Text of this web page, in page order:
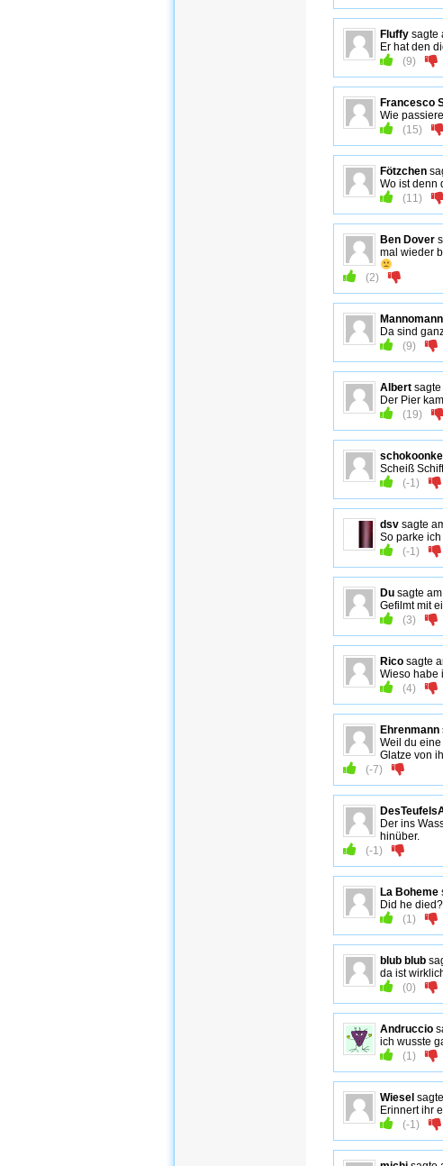
Fluffy sagte
Er hat den
(9)
Francesco
Wie
(15)
Fötzchen
Wo ist denn
(11)
Ben Dover
mal wieder
(2)
Mannomann
Da sind
(9)
Albert
Der Pier
(19)
Scheiß
(-1)
dsv sagte
So parke
(-1)
Du sagte am
Gefilmt mit
(3)
Rico sagte
Wieso habe
(4)
Ehrenmann
Weil du
Glatze von
(-7)
Der ins
hinüber.
(-1)
La Boheme
Did he died?
(1)
blub blub
da ist
(0)
Andruccio
ich wusste
(1)
Wiesel
Erinnert ihr
(-1)